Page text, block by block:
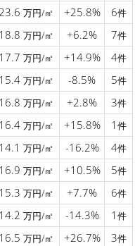
万円/㎡ +25.8% 6件
18.8 万円/㎡ +6.2% 7件
17.7 万円/㎡ +14.9% 4件
15.4 万円/㎡ -8.5% 5件
16.8 万円/㎡ +2.8% 3件
16.4 万円/㎡ +15.8% 1 件
14.1 万円/㎡ -16.2% 4件
16.9 万円/㎡ +10.5% 5件
15.3 万円/㎡ +7.7% 6件
14.2 万円/㎡ -14.3% 1 件
16.5 万円/㎡ +26.7% 3件